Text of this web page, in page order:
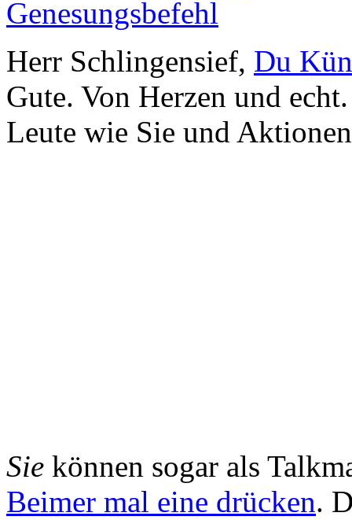
Genesungsbefehl
Herr Schlingensief, Du
Gute. Von Herzen und
Leute wie Sie und
Sie können sogar als
Beimer mal eine drücken.